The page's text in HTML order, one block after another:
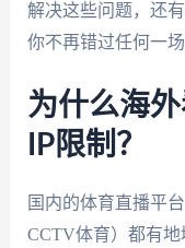
解决这些问题，还
你不再错过任何一场
为什么海
IP限制？
国内的体育直播平
CCTV体育）都有